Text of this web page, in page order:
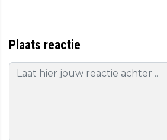
Plaats reactie